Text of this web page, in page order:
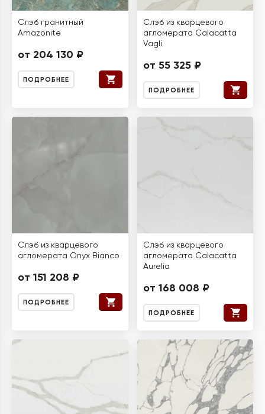
Слэб гранитный
Amazonite
от 204 130 ₽
ПОДРОБНЕЕ
Слэб из кварцевого
агломерата Calacatta
Vagli
от 55 325 ₽
ПОДРОБНЕЕ
Слэб из кварцевого
агломерата Onyx Bianco
от 151 208 ₽
ПОДРОБНЕЕ
Слэб из кварцевого
агломерата Calacatta
Aurelia
от 168 008 ₽
ПОДРОБНЕЕ